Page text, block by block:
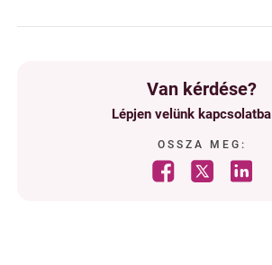
Van kérdése?
Lépjen velünk kapcsolatba
OSSZA MEG: